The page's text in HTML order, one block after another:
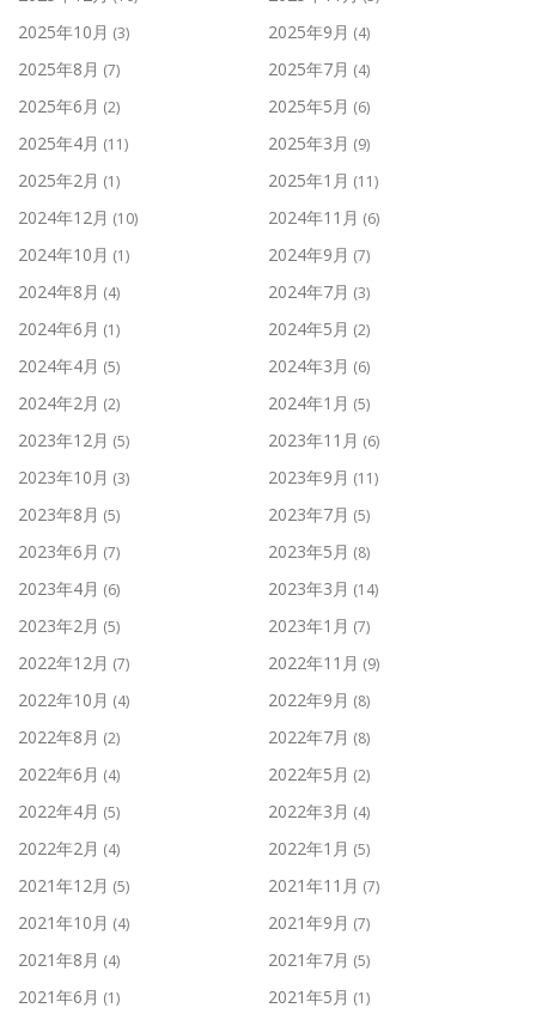
2025年10月 (3) 2025年9月 (4)
2025年8月 (7) 2025年7月 (4)
2025年6月 (2) 2025年5月 (6)
2025年4月 (11) 2025年3月 (9)
2025年2月 (1) 2025年1月 (11)
2024年12月 (10) 2024年11月 (6)
2024年10月 (1) 2024年9月 (7)
2024年8月 (4) 2024年7月 (3)
2024年6月 (1) 2024年5月 (2)
2024年4月 (5) 2024年3月 (6)
2024年2月 (2) 2024年1月 (5)
2023年12月 (5) 2023年11月 (6)
2023年10月 (3) 2023年9月 (11)
2023年8月 (5) 2023年7月 (5)
2023年6月 (7) 2023年5月 (8)
2023年4月 (6) 2023年3月 (14)
2023年2月 (5) 2023年1月 (7)
2022年12月 (7) 2022年11月 (9)
2022年10月 (4) 2022年9月 (8)
2022年8月 (2) 2022年7月 (8)
2022年6月 (4) 2022年5月 (2)
2022年4月 (5) 2022年3月 (4)
2022年2月 (4) 2022年1月 (5)
2021年12月 (5) 2021年11月 (7)
2021年10月 (4) 2021年9月 (7)
2021年8月 (4) 2021年7月 (5)
2021年6月 (1) 2021年5月 (1)